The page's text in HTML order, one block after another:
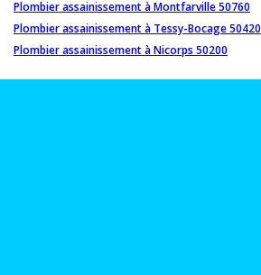
Plombier assainissement à Montfarville 50760
Plombier assainissement à Tessy-Bocage 50420
Plombier assainissement à Nicorps 50200